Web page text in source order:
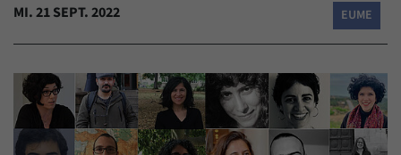
MI. 21 SEPT. 2022 EUME